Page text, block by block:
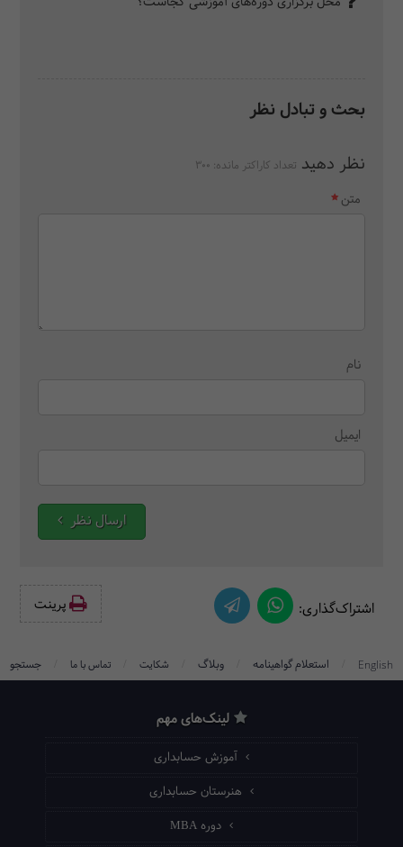
بحث و تبادل نظر
نظر دهید تعداد کاراکتر مانده: 300
متن
نام
ایمیل
ارسال نظر
اشتراک‌گذاری: پرینت‌
English استعلام گواهینامه وبلاگ شکایت تماس با ما جستجو
لینک‌های مهم
آموزش حسابداری
هنرستان حسابداری
دوره MBA